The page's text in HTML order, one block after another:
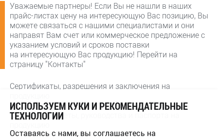
Уважаемые партнеры! Если Вы не нашли в наших
прайс-листах цену на интересующую Вас позицию, Вы
можете связаться с нашими специалистами и они
направят Вам счет или коммерческое предложение с
указанием условий и сроков поставки
на интересующую Вас продукцию! Перейти на
страницу "Контакты"
Сертификаты, разрешения и заключения на
Каталоги, буклеты, руководства и паспорта на
ИСПОЛЬЗУЕМ КУКИ И РЕКОМЕНДАТЕЛЬНЫЕ
ТЕХНОЛОГИИ
Оставаясь с нами, вы соглашаетесь на